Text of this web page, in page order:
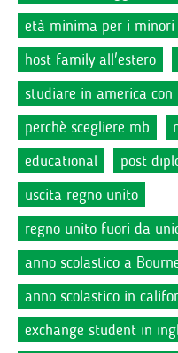
età minima per i minori
host family all'estero
studiare in america
perchè scegliere mb
educational
post
uscita regno unito
regno unito fuori da
anno scolastico a
anno scolastico in
exchange student in